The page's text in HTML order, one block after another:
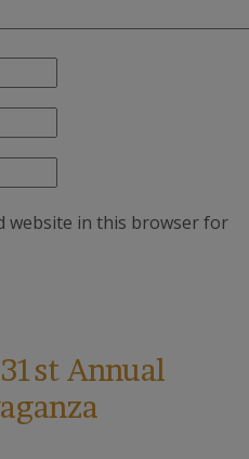
website in this browser for
Annual